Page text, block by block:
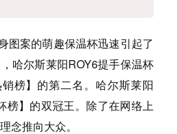
案的萌趣保温杯迅速引起了
哈尔斯莱阳ROY6提手保温杯
榜】的第二名。哈尔斯莱阳
榜】的双冠王。除了在网络上
念推向大众。